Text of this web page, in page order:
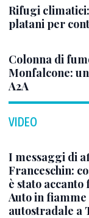
Rifugi
platani per
Colonna di
Monfalcone:
A2A
VIDEO
I messaggi di
Franceschin:
è stato
Auto in
autostradale a